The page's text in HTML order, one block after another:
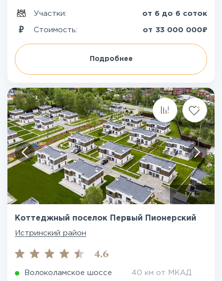
Участки: от 6 до 6 соток
Стоимость: от 33 000 000₽
Подробнее
1/6
Коттеджный поселок Первый Пионерский
Истринский район
4.6
Волоколамское шоссе 40 км от МКАД